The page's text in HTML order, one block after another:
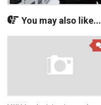
You may also like...